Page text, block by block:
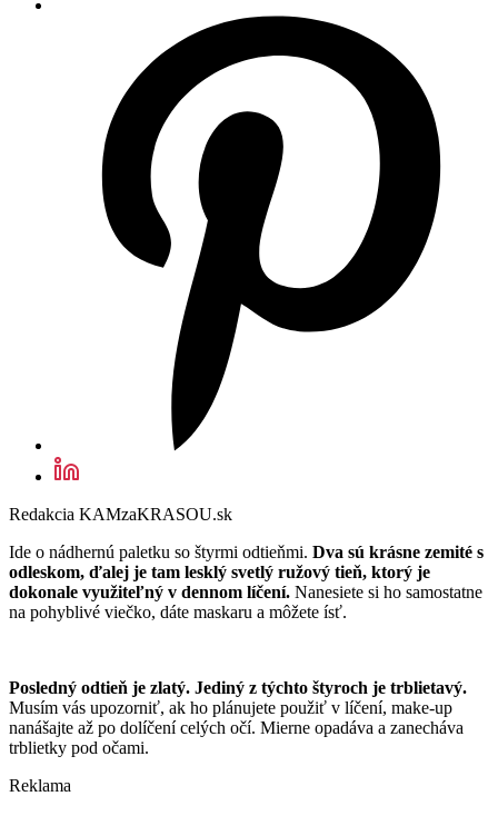
Redakcia KAMzaKRASOU.sk
Ide o nádhernú paletku so štyrmi odtieňmi. Dva sú krásne zemité s
odleskom, ďalej je tam lesklý svetlý ružový tieň, ktorý je
dokonale využiteľný v dennom líčení. Nanesiete si ho samostatne
na pohyblivé viečko, dáte maskaru a môžete ísť.
Posledný odtieň je zlatý. Jediný z týchto štyroch je trblietavý.
Musím vás upozorniť, ak ho plánujete použiť v líčení, make-up
nanášajte až po dolíčení celých očí. Mierne opadáva a zanecháva
trblietky pod očami.
Reklama